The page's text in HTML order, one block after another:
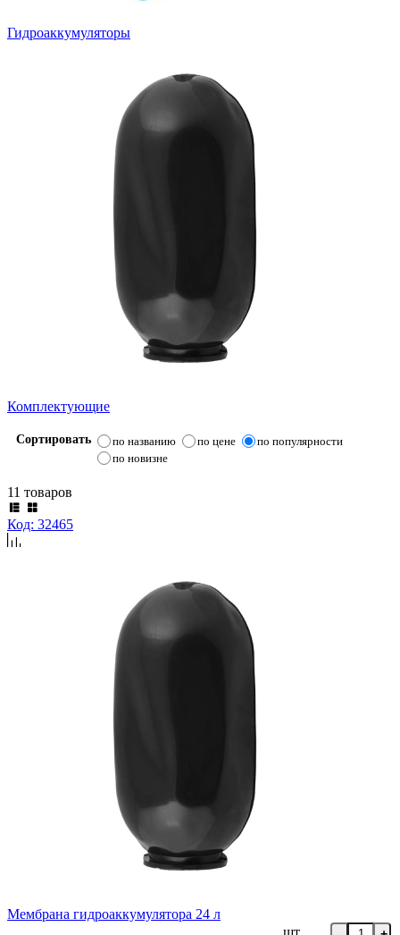
Гидроаккумуляторы
Комплектующие
Сортировать по названию по цене
по популярности
по новизне
11 товаров
Код: 32465
Мембрана гидроаккумулятора 24 л
шт